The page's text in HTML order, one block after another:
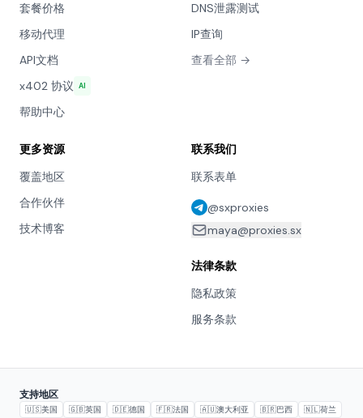
套餐价格
移动代理
API文档
x402 协议 AI
帮助中心
DNS泄露测试
IP查询
查看全部 →
更多资源
覆盖地区
合作伙伴
技术博客
联系我们
联系表单
@sxproxies
maya@proxies.sx
法律条款
隐私政策
服务条款
支持地区
🇺🇸美国 🇬🇧英国 🇩🇪德国 🇫🇷法国 🇦🇺澳大利亚 🇧🇷巴西 🇳🇱荷兰